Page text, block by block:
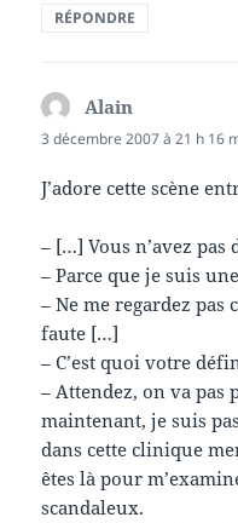
RÉPONDRE
Alain
3 décembre 2007 à 21 h 16
J’adore cette scène
– […] Vous n’avez pas
– Parce que je suis
– Ne me regardez pas
faute […]
– C’est quoi votre
– Attendez, on va pas
maintenant, je suis
dans cette clinique
êtes là pour
scandaleux.